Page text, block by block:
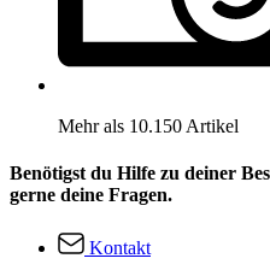
Mehr als 10.150 Artikel
Benötigst du Hilfe zu deiner
gerne deine Fragen.
Kontakt